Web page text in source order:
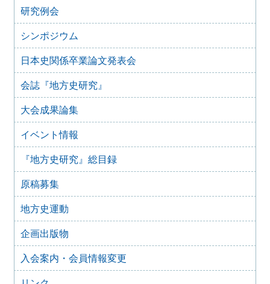
『地方史研究』434号 第75巻第2号 2025年4月
2025年2月10日
『地方史研究』433号 第75巻第1号 2025年2月
『地方史研究』432号 第74巻第6号 2024年12月
2024年11月21日
『地方史研究』431号 第74巻第5号 2024年10月
2024年11月20日
『地方史研究』430号 第74巻第4号 2024年8月
2024年6月4日
『地方史研究』429号 第75巻第3号 2024年6月
2024年6月4日
『地方史研究』428号 第74巻第2号 2024年4月
2024年6月4日
『地方史研究』427号 第74巻第1号 2024年2月
『地方史研究』426号 第73巻第6号 2023年12月
2023年12月24日
『地方史研究』425号 第73巻第5号 2023年10月
研究例会
シンポジウム
日本史関係卒業論文発表会
会誌『地方史研究』
大会成果論集
イベント情報
『地方史研究』総目録
原稿募集
地方史運動
企画出版物
入会案内・会員情報変更